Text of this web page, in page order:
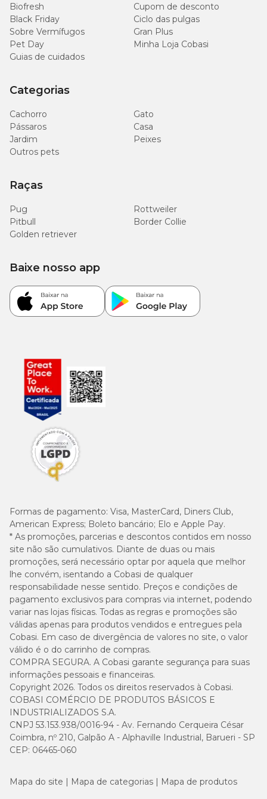
Biofresh
Cupom de desconto
Black Friday
Ciclo das pulgas
Sobre Vermífugos
Gran Plus
Pet Day
Minha Loja Cobasi
Guias de cuidados
Categorias
Cachorro
Gato
Pássaros
Casa
Jardim
Peixes
Outros pets
Raças
Pug
Rottweiler
Pitbull
Border Collie
Golden retriever
Formas de pagamento: Visa, MasterCard, Diners Club,
American Express; Boleto bancário; Elo e Apple Pay.
* As promoções, parcerias e descontos contidos em nosso
site não são cumulativos. Diante de duas ou mais
promoções, será necessário optar por aquela que melhor
lhe convém, isentando a Cobasi de qualquer
responsabilidade nesse sentido. Preços e condições de
pagamento exclusivos para compras via internet, podendo
variar nas lojas físicas. Todas as regras e promoções são
válidas apenas para produtos vendidos e entregues pela
Cobasi. Em caso de divergência de valores no site, o valor
válido é o do carrinho de compras.
COMPRA SEGURA. A Cobasi garante segurança para suas
informações pessoais e financeiras.
Copyright 2026. Todos os direitos reservados à Cobasi.
COBASI COMÉRCIO DE PRODUTOS BÁSICOS E
INDUSTRIALIZADOS S.A.
CNPJ 53.153.938/0016-94 - Av. Fernando Cerqueira César
Coimbra, nº 210, Galpão A - Alphaville Industrial, Barueri - SP
CEP: 06465-060
Baixe nosso app
Mapa do site Mapa de categorias Mapa de produtos